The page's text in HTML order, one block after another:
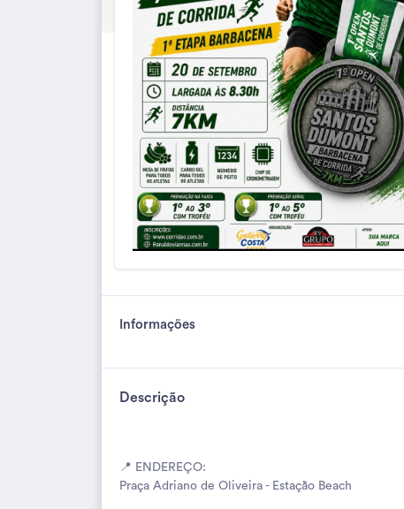
Informações
Descrição
📍 ENDEREÇO:
Praça Adriano de Oliveira - Estação Beach